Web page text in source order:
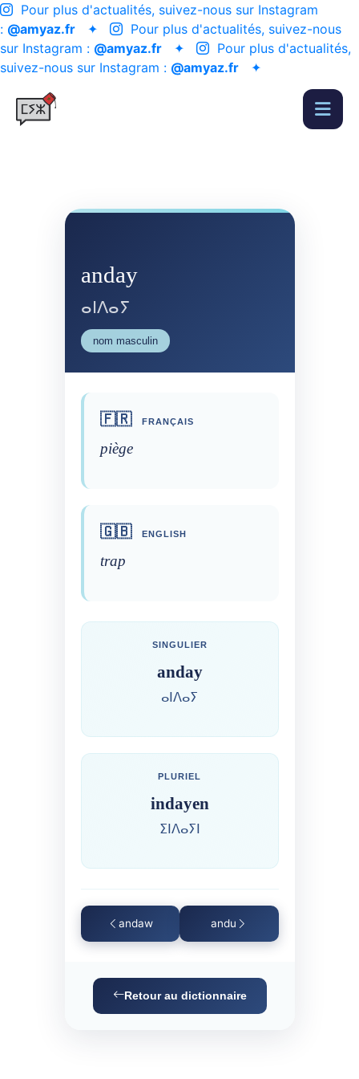
Pour plus d'actualités, suivez-nous sur Instagram
: @amyaz.fr ✦
Pour plus d'actualités, suivez-nous
sur Instagram : @amyaz.fr ✦
Pour plus d'actualités,
suivez-nous sur Instagram : @amyaz.fr ✦
anday
ⴰⵏⴷⴰⵢ
nom masculin
🇫🇷 FRANÇAIS
piège
🇬🇧 ENGLISH
trap
SINGULIER
anday
ⴰⵏⴷⴰⵢ
PLURIEL
indayen
ⵉⵏⴷⴰⵢⵏ
andaw andu
Retour au dictionnaire